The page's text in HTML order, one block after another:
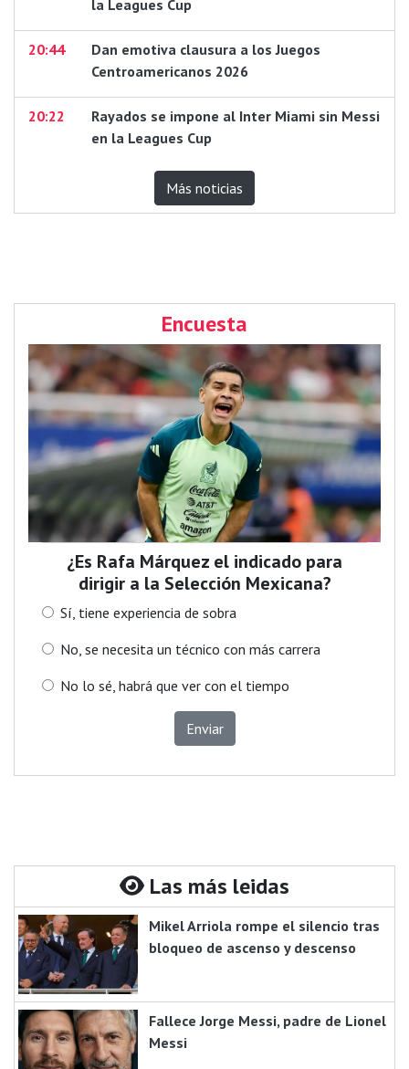
la Leagues Cup
20:44
Dan emotiva clausura a los Juegos
Centroamericanos 2026
20:22
Rayados se impone al Inter Miami sin Messi
en la Leagues Cup
Más noticias
Encuesta
¿Es Rafa Márquez el indicado para
dirigir a la Selección Mexicana?
Sí, tiene experiencia de sobra
No, se necesita un técnico con más carrera
No lo sé, habrá que ver con el tiempo
Enviar
Las más leidas
Mikel Arriola rompe el silencio tras
bloqueo de ascenso y descenso
Fallece Jorge Messi, padre de Lionel
Messi